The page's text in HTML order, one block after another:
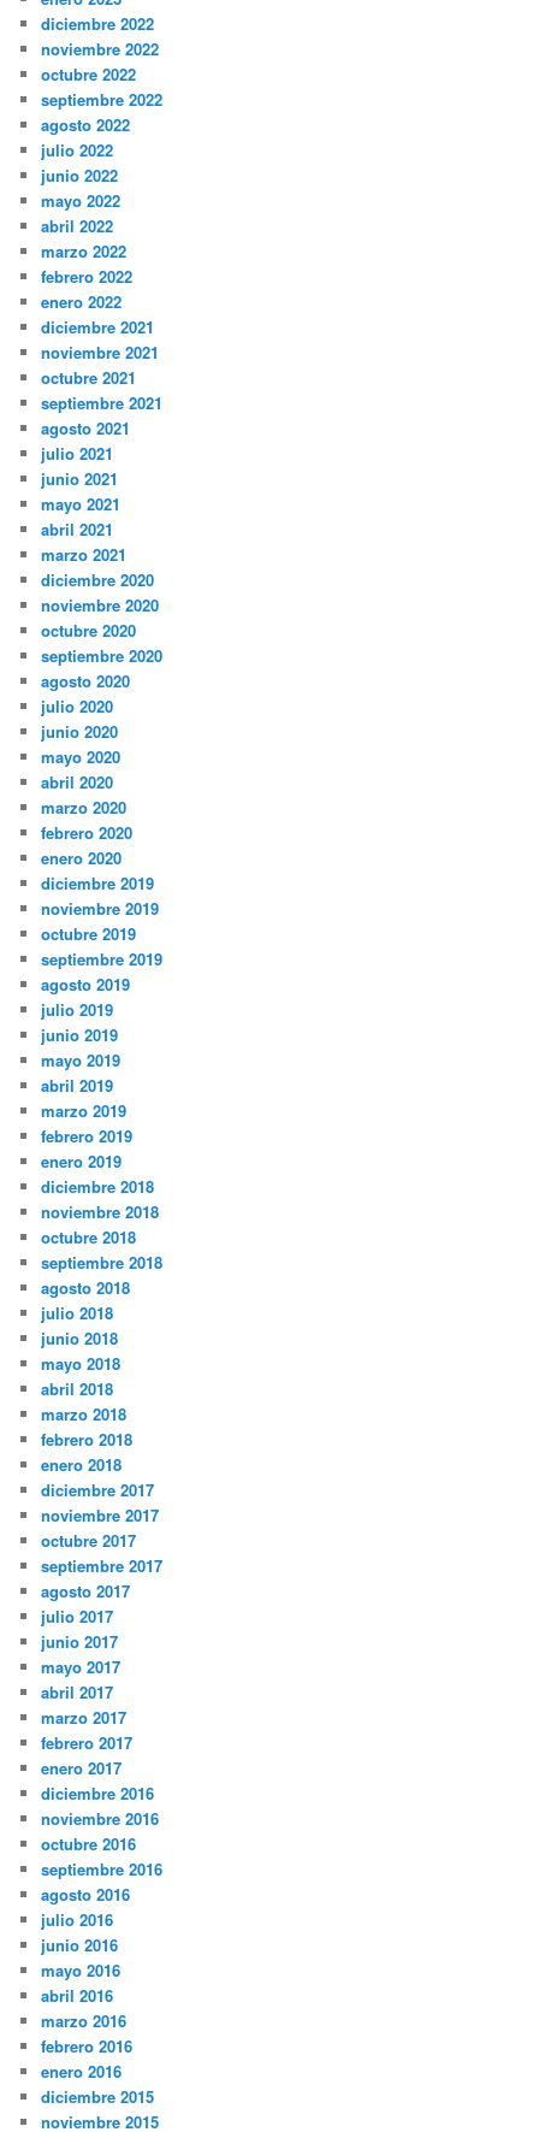
diciembre 2022
noviembre 2022
octubre 2022
septiembre 2022
agosto 2022
julio 2022
junio 2022
mayo 2022
abril 2022
marzo 2022
febrero 2022
enero 2022
diciembre 2021
noviembre 2021
octubre 2021
septiembre 2021
agosto 2021
julio 2021
junio 2021
mayo 2021
abril 2021
marzo 2021
diciembre 2020
noviembre 2020
octubre 2020
septiembre 2020
agosto 2020
julio 2020
junio 2020
mayo 2020
abril 2020
marzo 2020
febrero 2020
enero 2020
diciembre 2019
noviembre 2019
octubre 2019
septiembre 2019
agosto 2019
julio 2019
junio 2019
mayo 2019
abril 2019
marzo 2019
febrero 2019
enero 2019
diciembre 2018
noviembre 2018
octubre 2018
septiembre 2018
agosto 2018
julio 2018
junio 2018
mayo 2018
abril 2018
marzo 2018
febrero 2018
enero 2018
diciembre 2017
noviembre 2017
octubre 2017
septiembre 2017
agosto 2017
julio 2017
junio 2017
mayo 2017
abril 2017
marzo 2017
febrero 2017
enero 2017
diciembre 2016
noviembre 2016
octubre 2016
septiembre 2016
agosto 2016
julio 2016
junio 2016
mayo 2016
abril 2016
marzo 2016
febrero 2016
enero 2016
diciembre 2015
noviembre 2015